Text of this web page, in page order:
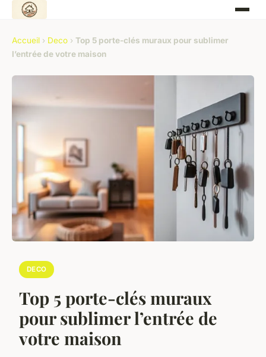
Accueil › Deco › Top 5 porte-clés muraux pour sublimer
l’entrée de votre maison
DECO
Top 5 porte-clés muraux
pour sublimer l’entrée de
votre maison